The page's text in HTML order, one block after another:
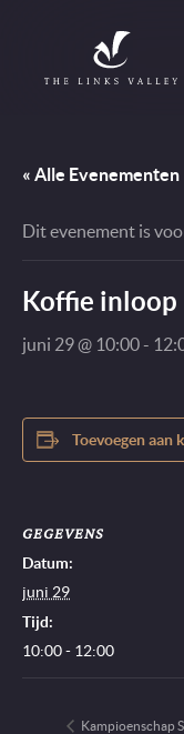
Terug naar de
« Alle Evenementen
Dit evenement is
Koffie inloop
juni 29 @ 10:00-
Toevoegen aan
GEGEVENS
Datum:
juni 29
Tijd:
10:00 - 12:00
Kampioenschap